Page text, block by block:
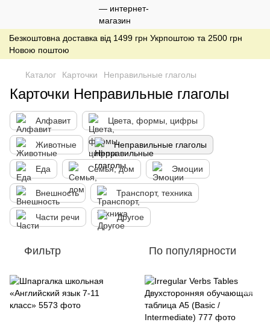
Безкоштовна доставка від 1499 грн Укрпоштою та 2500 грн
Новою поштою
Каталог Карточки Неправильные глаголы
Карточки Неправильные глаголы
Алфавит Цвета, формы, цифры
Животные Неправильные глаголы
Еда Семья, дом Эмоции
Внешность Транспорт, техника
Части речи Другое
Фильтр По популярности